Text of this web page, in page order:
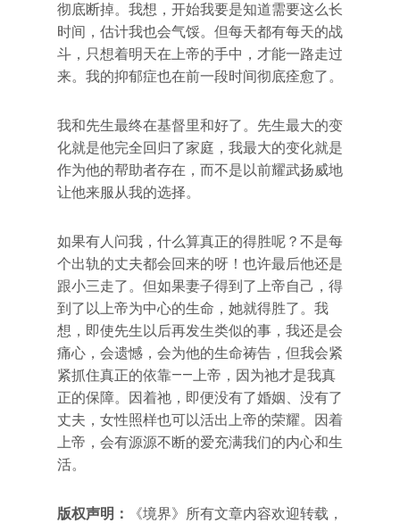
彻底断掉。我想，开始我要是知道需要这么长
时间，估计我也会气馁。但每天都有每天的战
斗，只想着明天在上帝的手中，才能一路走过
来。我的抑郁症也在前一段时间彻底痊愈了。
我和先生最终在基督里和好了。先生最大的变
化就是他完全回归了家庭，我最大的变化就是
作为他的帮助者存在，而不是以前耀武扬威地
让他来服从我的选择。
如果有人问我，什么算真正的得胜呢？不是每
个出轨的丈夫都会回来的呀！也许最后他还是
跟小三走了。但如果妻子得到了上帝自己，得
到了以上帝为中心的生命，她就得胜了。我
想，即使先生以后再发生类似的事，我还是会
痛心，会遗憾，会为他的生命祷告，但我会紧
紧抓住真正的依靠——上帝，因为祂才是我真
正的保障。因着祂，即便没有了婚姻、没有了
丈夫，女性照样也可以活出上帝的荣耀。因着
上帝，会有源源不断的爱充满我们的内心和生
活。
版权声明：
《境界》所有文章内容欢迎转载，